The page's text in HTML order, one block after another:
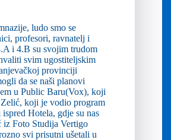
ludo smo se
profesori, ravnatelj i
i 4.B su svojim trudom
svim ugostiteljskim
provinciji
da se naši planovi
u Public Baru(Vox), koji
koji je vodio program
Hotela, gdje su nas
iz Foto Studija Vertigo
svi prisutni ušetali u